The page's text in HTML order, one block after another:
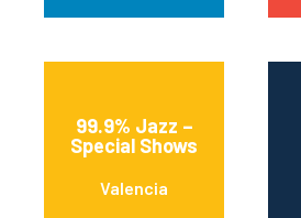
99.9% Jazz –
Special Shows
Valencia